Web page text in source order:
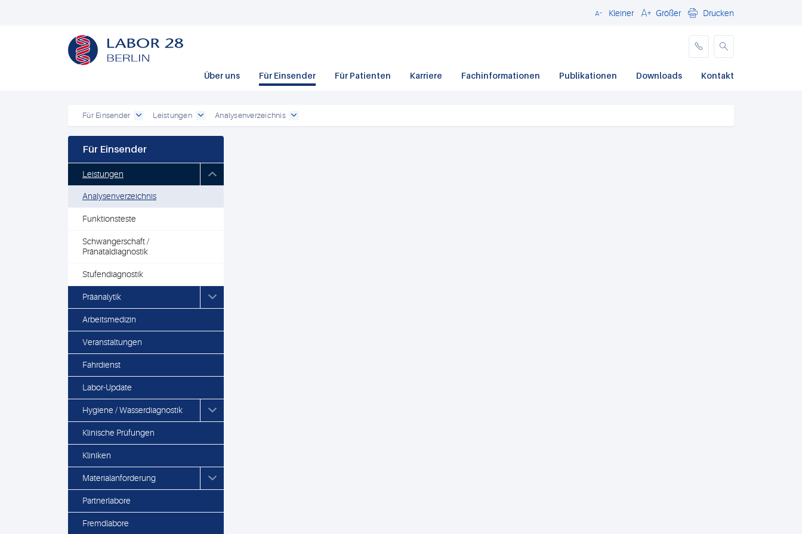
Schließen
Kleiner Größer Drucken
Über uns Für Einsender Für Patienten Karriere Fachinformationen Publikationen Downloads Kontakt
Für Einsender Leistungen Analysenverzeichnis
Für Einsender
Leistungen
Analysenverzeichnis
Funktionsteste
Schwangerschaft /
Pränataldiagnostik
Stufendiagnostik
Präanalytik
Arbeitsmedizin
Veranstaltungen
Fahrdienst
Labor-Update
Hygiene / Wasserdiagnostik
Klinische Prüfungen
Kliniken
Materialanforderung
Partnerlabore
Fremdlabore